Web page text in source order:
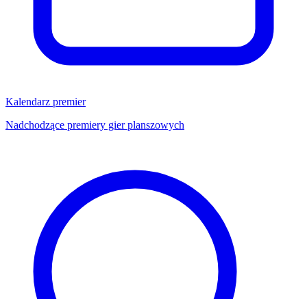
Kalendarz premier
Nadchodzące premiery gier planszowych